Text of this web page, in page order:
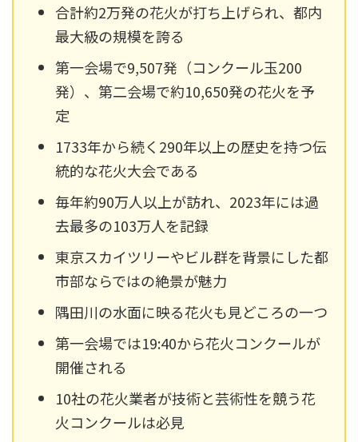
合計約2万発の花火が打ち上げられ、都内
最大級の規模を誇る
第一会場で9,507発（コンクール玉200
発）、第二会場で約10,650発の花火を予
定
1733年から続く290年以上の歴史を持つ伝
統的な花火大会である
毎年約90万人以上が訪れ、2023年には過
去最多の103万人を記録
東京スカイツリーやビル群を背景にした都
市部ならではの絶景が魅力
隅田川の水面に映る花火も見どころの一つ
第一会場では19:40から花火コンクールが
開催される
10社の花火業者が技術と芸術性を競う花
火コンクールは必見